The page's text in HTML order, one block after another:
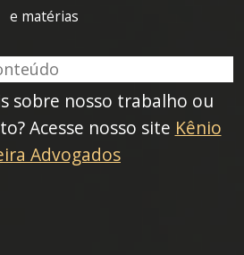
e matérias
sobre nosso trabalho ou
Acesse nosso site Kênio
Advogados